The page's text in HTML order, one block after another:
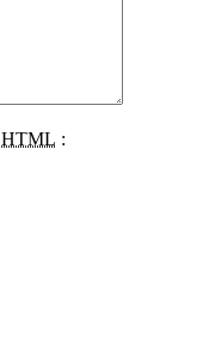
HTML :